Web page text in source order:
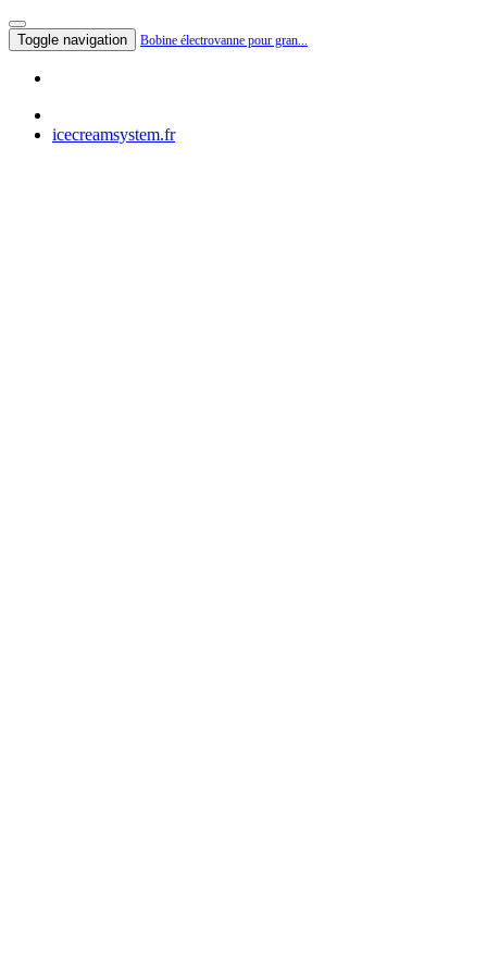
Toggle navigation Bobine électrovanne pour gran...
icecreamsystem.fr